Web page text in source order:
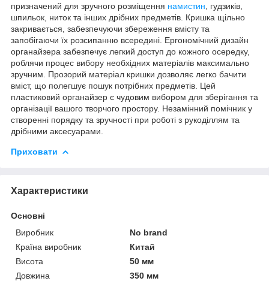
призначений для зручного розміщення намистин , гудзиків,
шпильок, ниток та інших дрібних предметів. Кришка щільно
закривається, забезпечуючи збереження вмісту та
запобігаючи їх розсипанню всередині. Ергономічний дизайн
органайзера забезпечує легкий доступ до кожного осередку,
роблячи процес вибору необхідних матеріалів максимально
зручним. Прозорий матеріал кришки дозволяє легко бачити
вміст, що полегшує пошук потрібних предметів. Цей
пластиковий органайзер є чудовим вибором для зберігання та
організації вашого творчого простору. Незамінний помічник у
створенні порядку та зручності при роботі з рукоділлям та
дрібними аксесуарами.
Приховати
Характеристики
Основні
Виробник
No brand
Країна виробник
Китай
Висота
50 мм
Довжина
350 мм